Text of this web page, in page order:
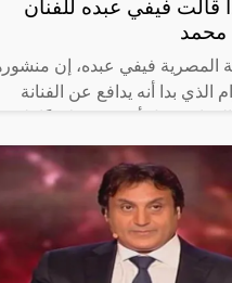
قالت فيفي عبده للفنان
محمد
المصرية فيفي عبده، إن
الذي بدا أنه يدافع عن الفنانة
الفنان السعودي